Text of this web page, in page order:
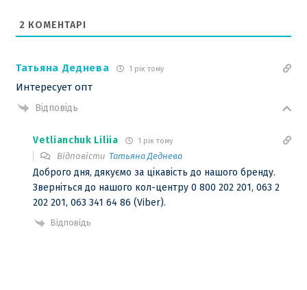
2 КОМЕНТАРІ
Татьяна Деднева 1 рік тому
Интересует опт
Відповідь
Vetlianchuk Liliia 1 рік тому
Відповісти Татьяна Деднева
Доброго дня, дякуємо за цікавість до нашого бренду.
Зверніться до нашого кол-центру 0 800 202 201, 063 2
202 201, 063 341 64 86 (Viber).
Відповідь